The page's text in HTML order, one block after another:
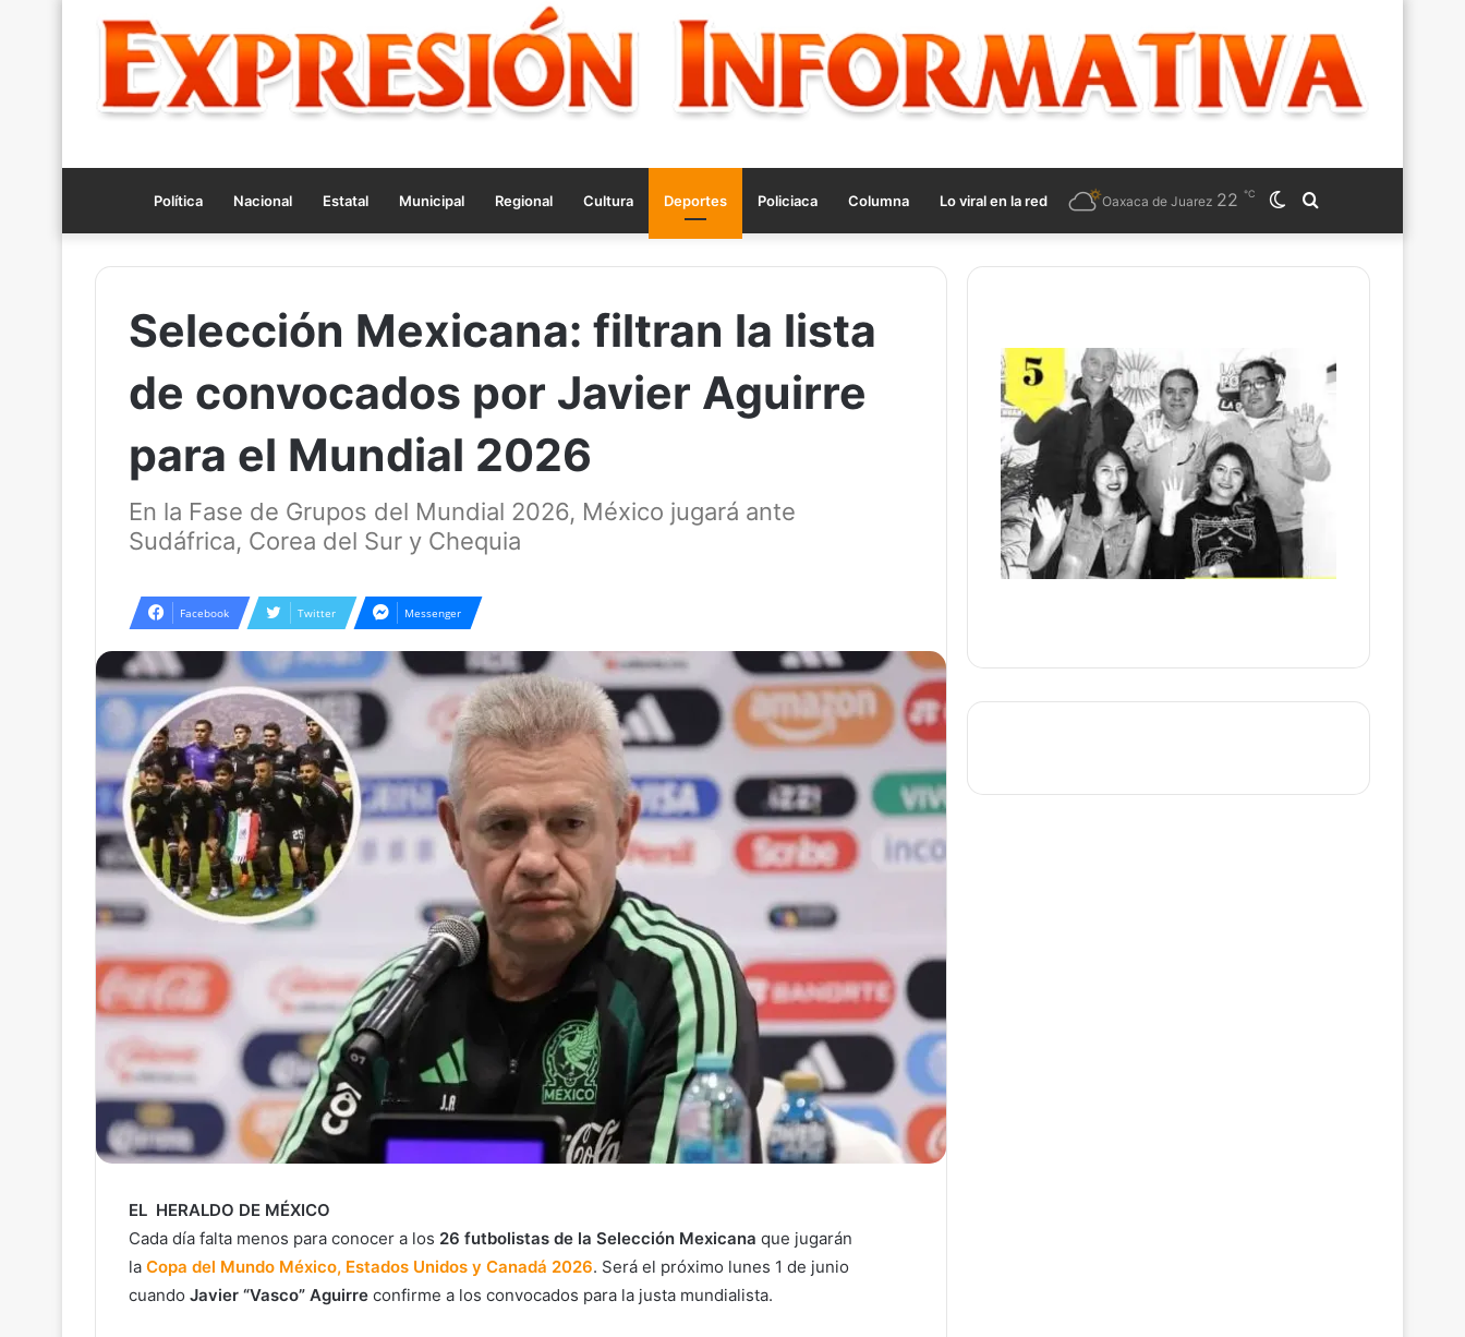
Política Nacional Estatal Municipal Regional Cultura Deportes Policiaca Columna Lo viral en la red Search
for
Switch
skin
Oaxaca de Juarez 22 ℃
Selección Mexicana: filtran la lista
de convocados por Javier Aguirre
para el Mundial 2026
En la Fase de Grupos del Mundial 2026, México jugará ante
Sudáfrica, Corea del Sur y Chequia
Facebook Twitter Messenger
EL HERALDO DE MÉXICO
Cada día falta menos para conocer a los 26 futbolistas de la Selección Mexicana que jugarán
la Copa del Mundo México, Estados Unidos y Canadá 2026. Será el próximo lunes 1 de junio
cuando Javier “Vasco” Aguirre confirme a los convocados para la justa mundialista.